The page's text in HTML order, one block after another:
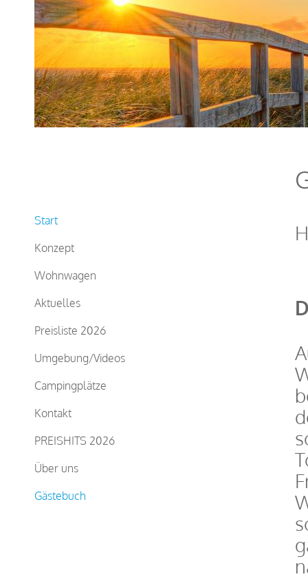
Start
Konzept
Wohnwagen
Aktuelles
Preisliste 2026
Umgebung/Videos
Campingplätze
Kontakt
PREISHITS 2026
Über uns
Gästebuch